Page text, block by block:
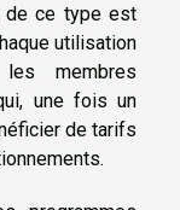
de ce type est
utilisation
membres
une fois un
de tarifs